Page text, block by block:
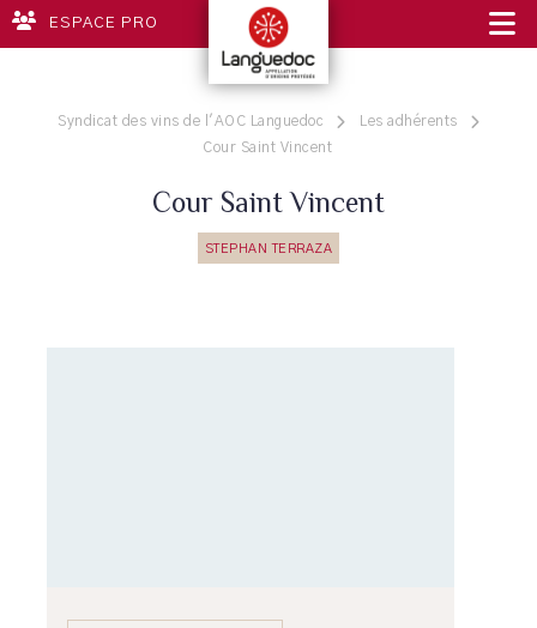
ESPACE PRO
Syndicat des vins de l'AOC Languedoc
Les adhérents
Cour Saint Vincent
Cour Saint Vincent
STEPHAN TERRAZA